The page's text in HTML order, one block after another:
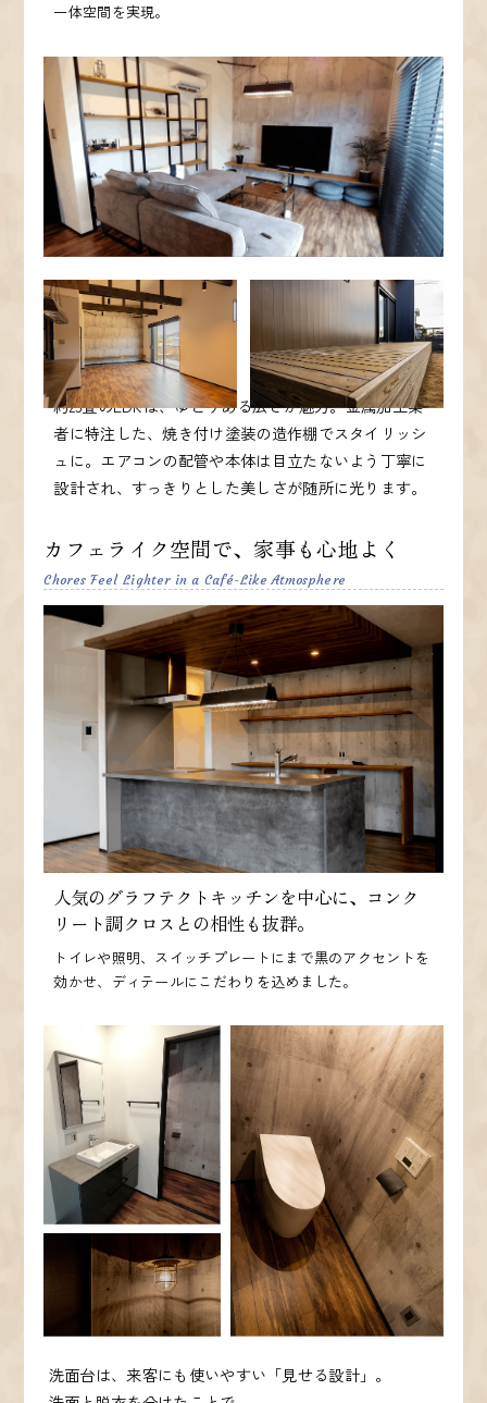
一体空間を実現。
約25畳のLDKは、ゆとりある広さが魅力。金属加工業
者に特注した、焼き付け塗装の造作棚でスタイリッシ
ュに。エアコンの配管や本体は目立たないよう丁寧に
設計され、すっきりとした美しさが随所に光ります。
カフェライク空間で、家事も心地よく
Chores Feel Lighter in a Café-Like Atmosphere
人気のグラフテクトキッチンを中心に、コンク
リート調クロスとの相性も抜群。
トイレや照明、スイッチプレートにまで黒のアクセントを
効かせ、ディテールにこだわりを込めました。
洗面台は、来客にも使いやすい「見せる設計」。